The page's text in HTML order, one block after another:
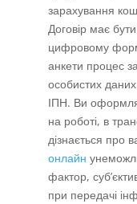
зарахування
Договір має
цифровому
анкети процес
особистих
ІПН. Ви
на роботі, в
дізнається про
онлайн
фактор,
при передачі